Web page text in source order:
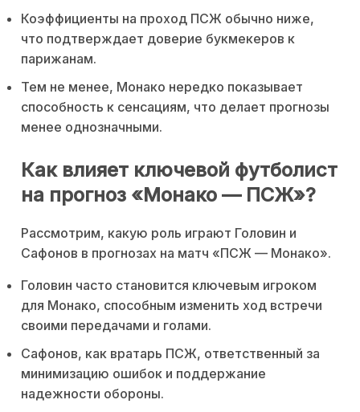
Коэффициенты на проход ПСЖ обычно ниже,
что подтверждает доверие букмекеров к
парижанам.
Тем не менее, Монако нередко показывает
способность к сенсациям, что делает прогнозы
менее однозначными.
Как влияет ключевой футболист
на прогноз «Монако — ПСЖ»?
Рассмотрим, какую роль играют Головин и
Сафонов в прогнозах на матч «ПСЖ — Монако».
Головин часто становится ключевым игроком
для Монако, способным изменить ход встречи
своими передачами и голами.
Сафонов, как вратарь ПСЖ, ответственный за
минимизацию ошибок и поддержание
надежности обороны.